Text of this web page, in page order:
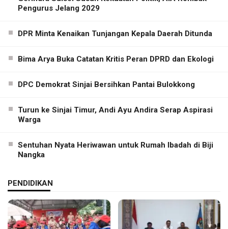
Pengurus Jelang 2029
DPR Minta Kenaikan Tunjangan Kepala Daerah Ditunda
Bima Arya Buka Catatan Kritis Peran DPRD dan Ekologi
DPC Demokrat Sinjai Bersihkan Pantai Bulokkong
Turun ke Sinjai Timur, Andi Ayu Andira Serap Aspirasi
Warga
Sentuhan Nyata Heriwawan untuk Rumah Ibadah di Biji
Nangka
PENDIDIKAN